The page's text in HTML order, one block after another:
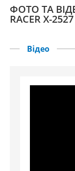
ФОТО ТА
RACER X-
Відео